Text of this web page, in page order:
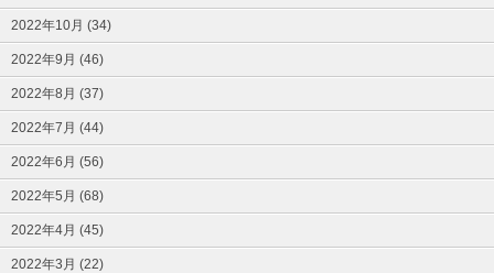
2022年10月 (34)
2022年9月 (46)
2022年8月 (37)
2022年7月 (44)
2022年6月 (56)
2022年5月 (68)
2022年4月 (45)
2022年3月 (22)